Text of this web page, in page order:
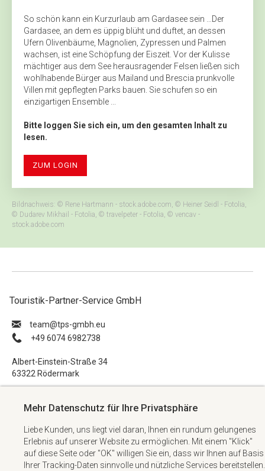
So schön kann ein Kurzurlaub am Gardasee sein …Der
Gardasee, an dem es üppig blüht und duftet, an dessen
Ufern Olivenbäume, Magnolien, Zypressen und Palmen
wachsen, ist eine Schöpfung der Eiszeit. Vor der Kulisse
mächtiger aus dem See herausragender Felsen ließen sich
wohlhabende Bürger aus Mailand und Brescia prunkvolle
Villen mit gepflegten Parks bauen. Sie schufen so ein
einzigartigen Ensemble ...
Bitte loggen Sie sich ein, um den gesamten Inhalt zu
lesen.
ZUM LOGIN
Bildnachweis: © Rene Hartmann - stock.adobe.com, © Heiner Seidl - Fotolia,
© Dudarev Mikhail - Fotolia, © travelpeter - Fotolia, © vencav -
stock.adobe.com
Touristik-Partner-Service GmbH
ue.hbmg-spt@maet
+49 6074 6982738
Albert-Einstein-Straße 34
63322 Rödermark
Impressum
AGB
Kontakt
Mehr Datenschutz für Ihre Privatsphäre
Liebe Kunden, uns liegt viel daran, Ihnen ein rundum gelungenes
Erlebnis auf unserer Website zu ermöglichen. Mit einem "Klick"
auf diese Seite oder "OK" willigen Sie ein, dass wir Ihnen auf Basis
Ihrer Tracking-Daten sinnvolle und nützliche Services bereitstellen.